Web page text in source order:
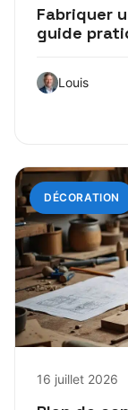
Fabriquer
guide
Louis
DÉCORATION
16 juillet 2026